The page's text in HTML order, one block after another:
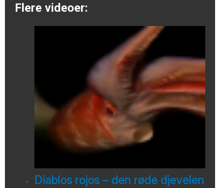
Flere videoer:
Diablos rojos – den røde djevelen